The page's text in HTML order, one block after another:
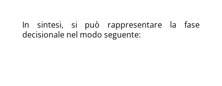
In sintesi, si può rappresentare la fase
decisionale nel modo seguente: